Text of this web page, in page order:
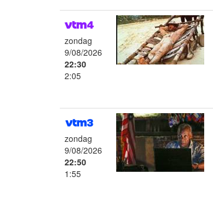
zondag
9/08/2026
22:30
2:05
zondag
9/08/2026
22:50
1:55